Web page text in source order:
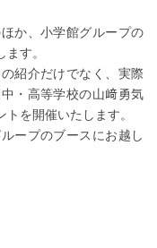
か、小学館グループの
す。
紹介だけでなく、実際
・高等学校の山﨑勇気
を開催いたします。
ープのブースにお越し